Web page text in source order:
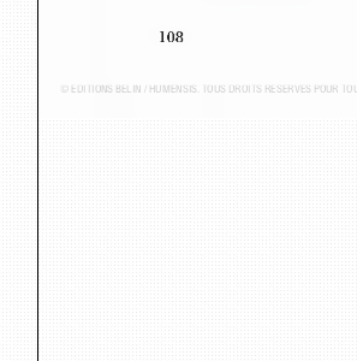
108
© ÉDITIONS BELIN / HUMENSIS. TOUS DROITS RÉSERVÉS POUR